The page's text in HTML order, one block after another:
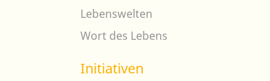
Lebenswelten
Wort des Lebens
Initiativen